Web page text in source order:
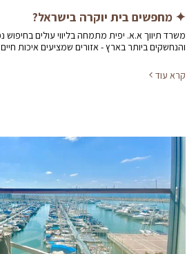
✦ מחפשים בית יוקרה בישראל?
משרד תיווך א.א. יפית מתמחה בליווי עולים בחיפוש
והנחשקים ביותר בארץ - אזורים שמציעים איכות חיים
קרא עוד